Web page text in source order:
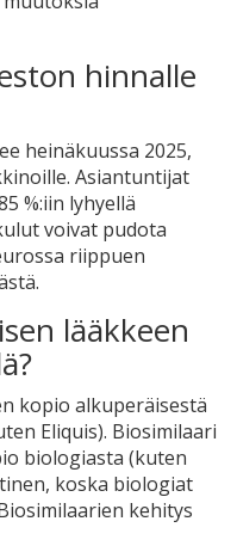
hinnalle
heinäkuussa 2025,
Asiantuntijat
%:iin lyhyellä
voivat pudota
riippuen
lääkkeen
kopio alkuperäisestä
Eliquis). Biosimilaari
biologiasta (kuten
koska biologiat
kehitys